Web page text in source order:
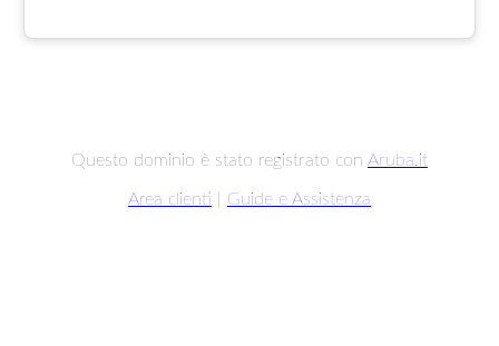
Questo dominio è stato registrato con Aruba.it
Area clienti Guide e Assistenza